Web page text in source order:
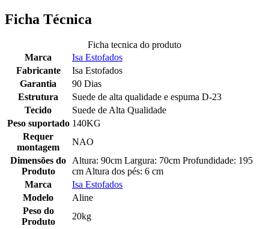
Ficha Técnica
Ficha tecnica do produto
Marca
Isa Estofados
Fabricante
Isa Estofados
Garantia
90 Dias
Estrutura
Suede de alta qualidade e espuma D-23
Tecido
Suede de Alta Qualidade
Peso suportado 140KG
Requer
montagem
NAO
Dimensões do
Produto
Altura: 90cm Largura: 70cm Profundidade: 195
cm Altura dos pés: 6 cm
Marca
Isa Estofados
Modelo
Aline
Peso do
Produto
20kg